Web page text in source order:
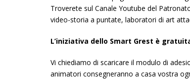
Troverete sul Canale Youtube del
video-storia a puntate, laboratori di art
L’iniziativa dello Smart Grest è
Vi chiediamo di scaricare il modulo di
animatori consegneranno a casa vostra